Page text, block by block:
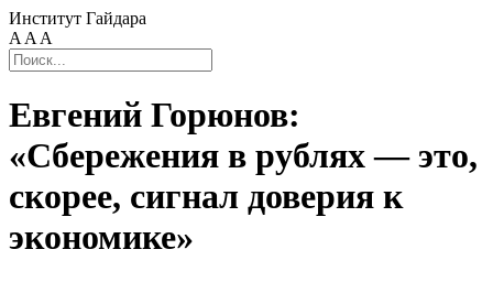
Институт Гайдара
A A A
Евгений Горюнов:
«Сбережения в рублях — это,
скорее, сигнал доверия к
экономике»